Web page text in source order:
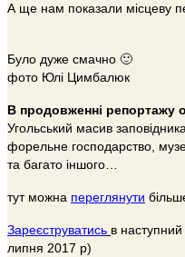
А ще нам показали місцеву
Було дуже смачно 🙂
фото Юлі Цимбалюк
В продовженні репортажу
Угольський масив
форельне господарство,
та багато іншого…
тут можна переглянути
Зареєструватись в наступний
липня 2017 р)